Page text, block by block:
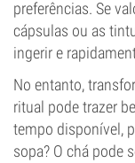
preferências. Se
cápsulas ou as
ingerir e
No entanto,
ritual pode trazer
tempo disponível,
sopa? O chá pode